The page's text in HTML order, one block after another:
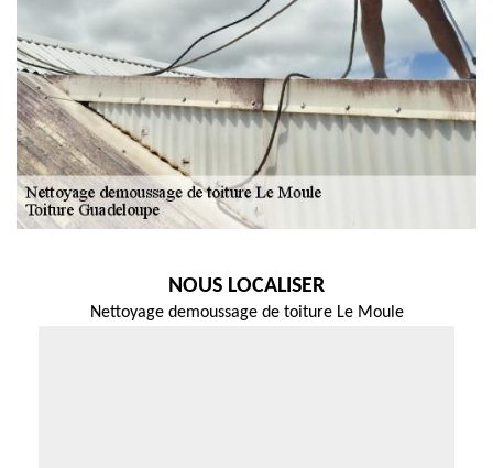
NOUS LOCALISER
Nettoyage demoussage de toiture Le Moule